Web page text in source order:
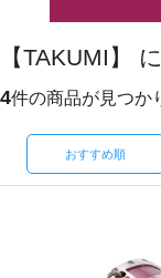
【TAKUMI】
4件の商品が見つか
おすすめ順